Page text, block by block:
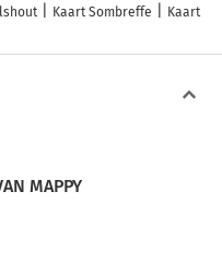
Kaart Sombreffe
Kaart
MAPPY